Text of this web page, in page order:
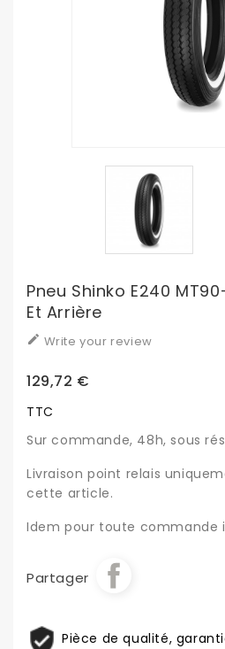
Pneu Shinko E240
Et Arrière
 Write your review
129,72 €
TTC
Sur commande, 48h, sous
Livraison point relais
cette article.
Idem pour toute commande
Partager
Pièce de qualité,